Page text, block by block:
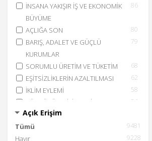
İNSANA YAKIŞIR İŞ VE EKONOMİK
BÜYÜME
86
AÇLIĞA SON 80
BARIŞ, ADALET VE GÜÇLÜ
KURUMLAR
79
SORUMLU ÜRETİM VE TÜKETİM 68
EŞİTSİZLİKLERİN AZALTILMASI 62
İKLİM EYLEMİ 58
SÜRDÜRÜLEBİLİR ŞEHİR VE YAŞAM
ALANLARI
56
SANAYİ, YENİLİKÇİLİK VE ALTYAPI 55
YOKSULLUĞA SON 54
Açık Erişim
Tümü 9481
Hayır 9228